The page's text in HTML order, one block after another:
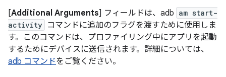
[Additional Arguments] フィールドは、adb am start-
activity コマンドに追加のフラグを渡すために使用しま
す。このコマンドは、プロファイリング中にアプリを起動
するためにデバイスに送信されます。詳細については、
adb コマンドをご覧ください。